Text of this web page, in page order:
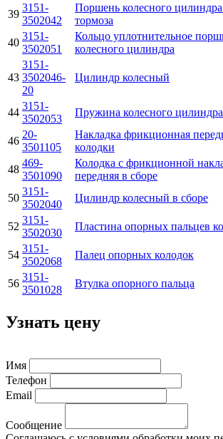
39
3151-
3502042
Поршень колесного цилиндра
тормоза
40
3151-
3502051
Кольцо уплотнительное
колесного цилиндра
43
3151-
3502046-
20
Цилиндр колесный
44
3151-
3502053
Пружина колесного цилиндра
46
20-
3501105
Накладка фрикционная
колодки
48
469-
3501090
Колодка с фрикционной
передняя в сборе
50
3151-
3502040
Цилиндр колесный в сборе
52
3151-
3502030
Пластина опорных пальцев
54
3151-
3502068
Палец опорных колодок
56
3151-
3501028
Втулка опорного пальца
Узнать цену
Имя
Телефон
Email
Сообщение